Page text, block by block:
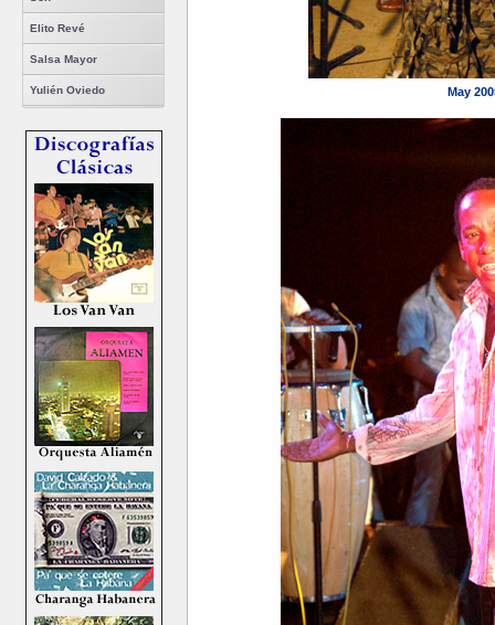
Elito Revé
Salsa Mayor
Yulién Oviedo May